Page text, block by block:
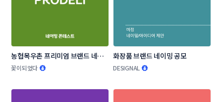
농협목우촌 프리미엄 브랜드 네이
밍 공모
꽃이되었다
화장품 브랜드 네이밍 공모
DESIGNAL